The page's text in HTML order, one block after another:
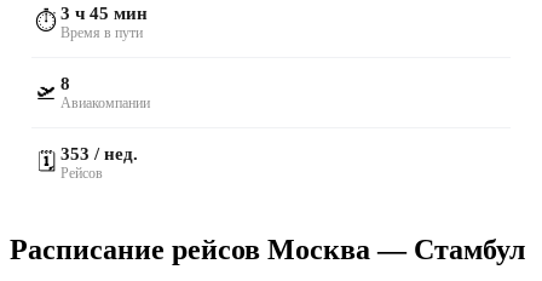
⏱️3 ч 45 мин
Время в пути
🛫 8
Авиакомпании
🗓️ 353 / нед.
Рейсов
Расписание рейсов Москва — Стамбул